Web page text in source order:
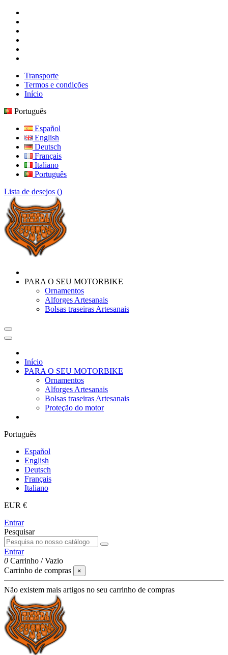
Transporte
Termos e condições
Início
Português
Español
English
Deutsch
Français
Italiano
Português
Lista de desejos ()
PARA O SEU MOTORBIKE
Ornamentos
Alforges Artesanais
Bolsas traseiras Artesanais
Início
PARA O SEU MOTORBIKE
Ornamentos
Alforges Artesanais
Bolsas traseiras Artesanais
Proteção do motor
Português
Español
English
Deutsch
Français
Italiano
EUR €
Entrar
Pesquisar
Entrar
0 Carrinho /Vazio
Carrinho de compras
×
Não existem mais artigos no seu carrinho de compras